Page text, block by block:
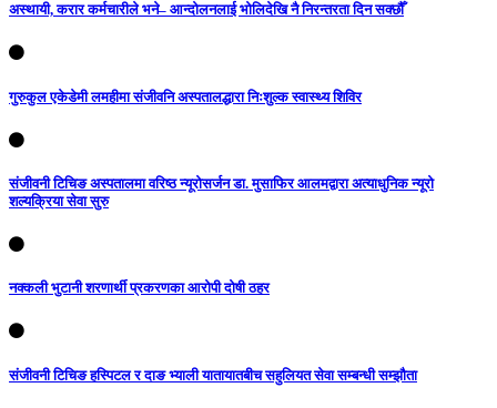
अस्थायी, करार कर्मचारीले भने– आन्दोलनलाई भोलिदेखि नै निरन्तरता दिन सक्छौँ
गुरुकुल एकेडेमी लमहीमा संजीवनि अस्पतालद्धारा निःशुल्क स्वास्थ्य शिविर
संजीवनी टिचिङ अस्पतालमा वरिष्ठ न्यूरोसर्जन डा. मुसाफिर आलमद्वारा अत्याधुनिक न्यूरो
शल्यक्रिया सेवा सुरु
नक्कली भुटानी शरणार्थी प्रकरणका आरोपी दोषी ठहर
संजीवनी टिचिङ हस्पिटल र दाङ भ्याली यातायातबीच सहुलियत सेवा सम्बन्धी सम्झौता